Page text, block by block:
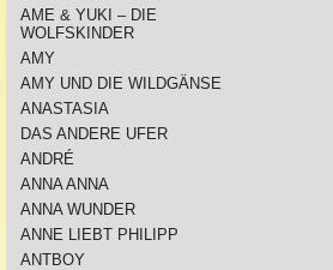
AME & YUKI – DIE
WOLFSKINDER
AMY
AMY UND DIE WILDGÄNSE
ANASTASIA
DAS ANDERE UFER
ANDRÉ
ANNA ANNA
ANNA WUNDER
ANNE LIEBT PHILIPP
ANTBOY